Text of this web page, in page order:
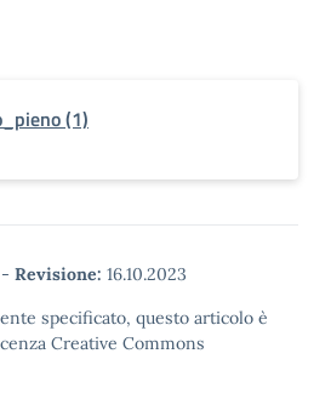
(1)
- Revisione: 16.10.2023
specificato, questo articolo è
Creative Commons